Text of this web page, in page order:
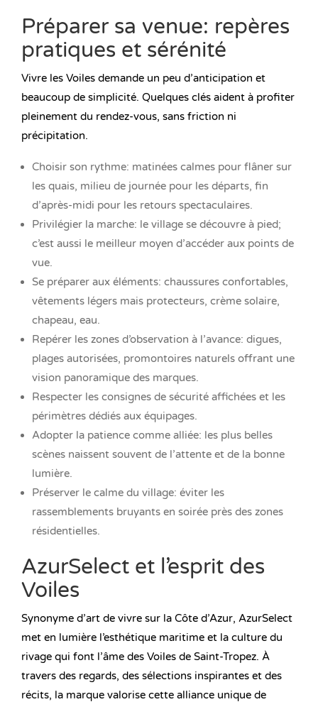
Préparer sa venue: repères
pratiques et sérénité
Vivre les Voiles demande un peu d’anticipation et
beaucoup de simplicité. Quelques clés aident à profiter
pleinement du rendez-vous, sans friction ni
précipitation.
Choisir son rythme: matinées calmes pour flâner sur
les quais, milieu de journée pour les départs, fin
d’après-midi pour les retours spectaculaires.
Privilégier la marche: le village se découvre à pied;
c’est aussi le meilleur moyen d’accéder aux points de
vue.
Se préparer aux éléments: chaussures confortables,
vêtements légers mais protecteurs, crème solaire,
chapeau, eau.
Repérer les zones d’observation à l’avance: digues,
plages autorisées, promontoires naturels offrant une
vision panoramique des marques.
Respecter les consignes de sécurité affichées et les
périmètres dédiés aux équipages.
Adopter la patience comme alliée: les plus belles
scènes naissent souvent de l’attente et de la bonne
lumière.
Préserver le calme du village: éviter les
rassemblements bruyants en soirée près des zones
résidentielles.
AzurSelect et l’esprit des
Voiles
Synonyme d’art de vivre sur la Côte d’Azur, AzurSelect
met en lumière l’esthétique maritime et la culture du
rivage qui font l’âme des Voiles de Saint-Tropez. À
travers des regards, des sélections inspirantes et des
récits, la marque valorise cette alliance unique de